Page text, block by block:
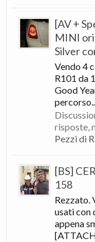
[AV +
MINI
Silver
Vendo 4
R101 da
Good
risposte,
Pezzi di
[BS]
158
Rezzato.
usati con
appena